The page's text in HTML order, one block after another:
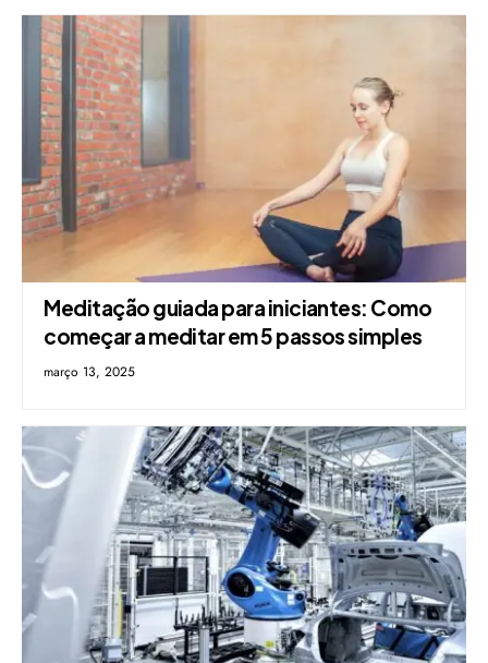
Meditação guiada para iniciantes: Como
começar a meditar em 5 passos simples
março 13, 2025